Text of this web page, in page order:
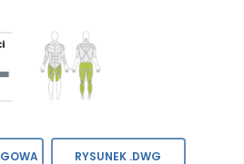
RYSUNEK .DWG
SERIA KIDS
Dzieci
MAŁA ARCHITEKTURA
Referencje
Certyfikaty